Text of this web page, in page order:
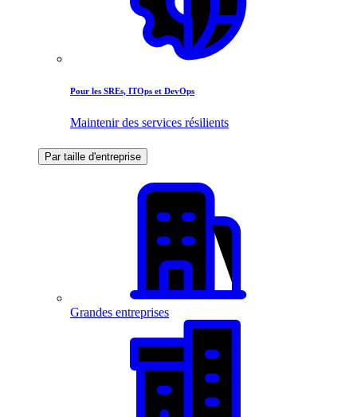
Pour les SREs, ITOps et DevOps
Maintenir des services résilients
Par taille d'entreprise
Grandes entreprises